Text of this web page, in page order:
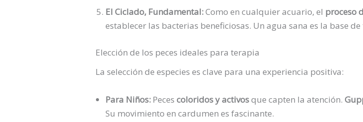
El Ciclado, Fundamental:Como en cualquier acuario, el proceso
establecer las bacterias beneficiosas. Un agua sana es la base de
Elección de los peces ideales para terapia
La selección de especies es clave para una experiencia positiva:
Para Niños: Peces coloridos y activosque capten la atención.
Su movimiento en cardumen es fascinante.